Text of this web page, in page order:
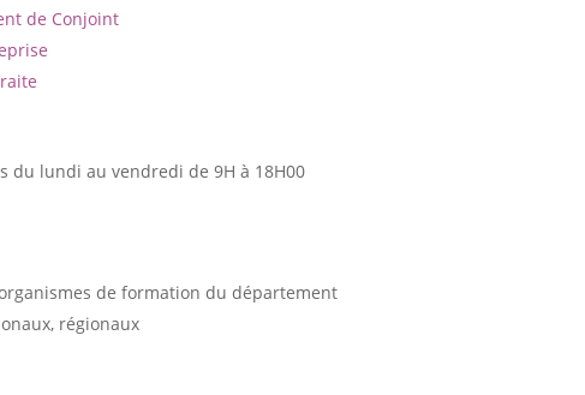
de Conjoint
du lundi au vendredi de 9H à 18H00
de formation du département
régionaux